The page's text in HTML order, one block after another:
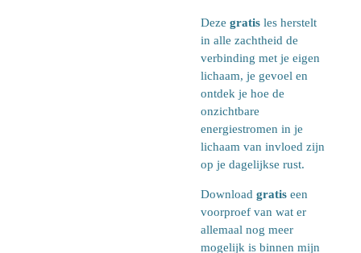
Deze gratis les herstelt
in alle zachtheid de
verbinding met je eigen
lichaam, je gevoel en
ontdek je hoe de
onzichtbare
energiestromen in je
lichaam van invloed zijn
op je dagelijkse rust.
Download gratis een
voorproef van wat er
allemaal nog meer
mogelijk is binnen mijn